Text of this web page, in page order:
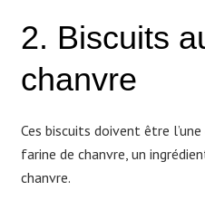
2. Biscuits
chanvre
Ces biscuits doivent être
farine de chanvre, un
chanvre.